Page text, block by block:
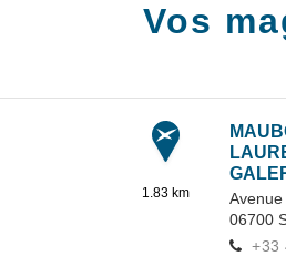
Vos
1.83 km
06700
+33